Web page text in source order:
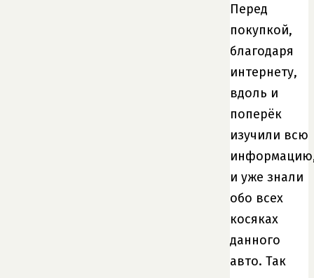
Перед
покупкой,
благодаря
интернету,
вдоль и
поперёк
изучили всю
и уже знали
обо всех
косяках
данного
авто. Так